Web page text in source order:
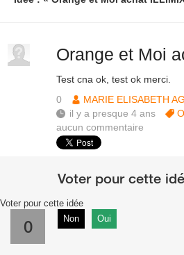
Orange et Moi
Test cna ok, test ok merci.
0
MARIE ELISABETH
il y a presque 4 ans
aucun commentaire
Voter pour cette idée
0 Non Oui